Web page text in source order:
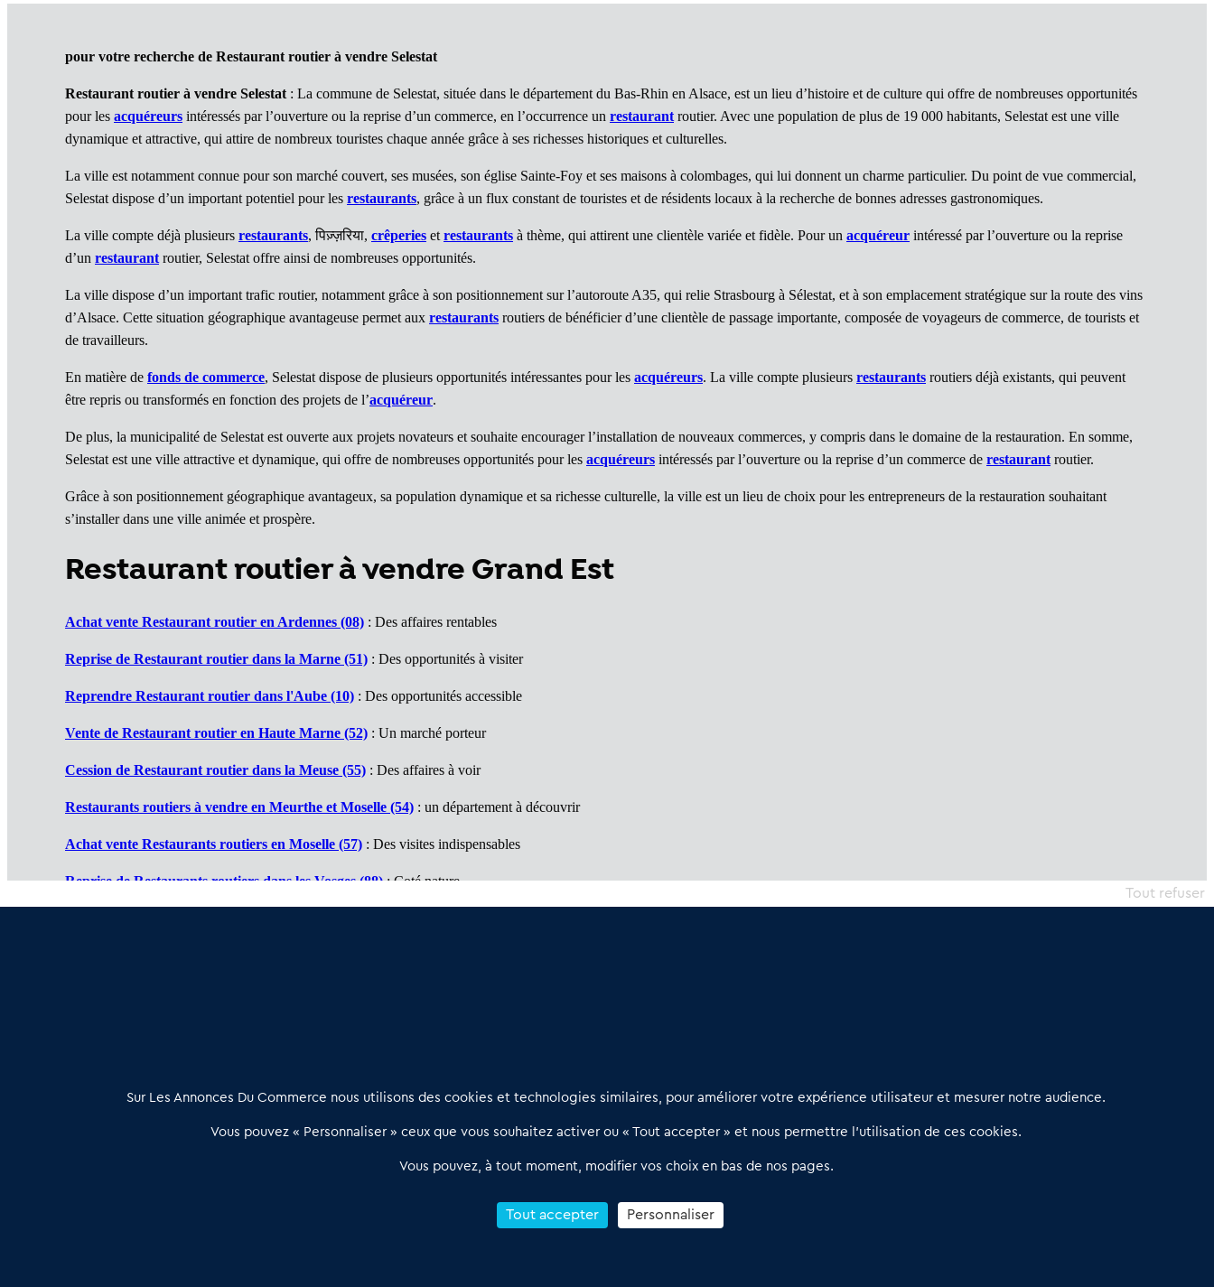
pour votre recherche de Restaurant routier à vendre Selestat
Restaurant routier à vendre Selestat : La commune de Selestat, située dans le département du Bas-Rhin en Alsace, est un lieu d’histoire et de culture qui offre de nombreuses opportunités
pour les acquéreurs intéressés par l’ouverture ou la reprise d’un commerce, en l’occurrence un restaurant routier. Avec une population de plus de 19 000 habitants, Selestat est une ville
dynamique et attractive, qui attire de nombreux touristes chaque année grâce à ses richesses historiques et culturelles.
La ville est notamment connue pour son marché couvert, ses musées, son église Sainte-Foy et ses maisons à colombages, qui lui donnent un charme particulier. Du point de vue commercial,
Selestat dispose d’un important potentiel pour les restaurants, grâce à un flux constant de touristes et de résidents locaux à la recherche de bonnes adresses gastronomiques.
La ville compte déjà plusieurs restaurants, पिज़्ज़रिया, crêperies et restaurants à thème, qui attirent une clientèle variée et fidèle. Pour un acquéreur intéressé par l’ouverture ou la reprise
d’un restaurant routier, Selestat offre ainsi de nombreuses opportunités.
La ville dispose d’un important trafic routier, notamment grâce à son positionnement sur l’autoroute A35, qui relie Strasbourg à Sélestat, et à son emplacement stratégique sur la route des vins
d’Alsace. Cette situation géographique avantageuse permet aux restaurants routiers de bénéficier d’une clientèle de passage importante, composée de voyageurs de commerce, de tourists et
de travailleurs.
En matière de fonds de commerce, Selestat dispose de plusieurs opportunités intéressantes pour les acquéreurs. La ville compte plusieurs restaurants routiers déjà existants, qui peuvent
être repris ou transformés en fonction des projets de l’acquéreur.
De plus, la municipalité de Selestat est ouverte aux projets novateurs et souhaite encourager l’installation de nouveaux commerces, y compris dans le domaine de la restauration. En somme,
Selestat est une ville attractive et dynamique, qui offre de nombreuses opportunités pour les acquéreurs intéressés par l’ouverture ou la reprise d’un commerce de restaurant routier.
Grâce à son positionnement géographique avantageux, sa population dynamique et sa richesse culturelle, la ville est un lieu de choix pour les entrepreneurs de la restauration souhaitant
s’installer dans une ville animée et prospère.
Restaurant routier à vendre Grand Est
Achat vente Restaurant routier en Ardennes (08) : Des affaires rentables
Reprise de Restaurant routier dans la Marne (51) : Des opportunités à visiter
Reprendre Restaurant routier dans l'Aube (10) : Des opportunités accessible
Vente de Restaurant routier en Haute Marne (52) : Un marché porteur
Cession de Restaurant routier dans la Meuse (55) : Des affaires à voir
Restaurants routiers à vendre en Meurthe et Moselle (54) : un département à découvrir
Achat vente Restaurants routiers en Moselle (57) : Des visites indispensables
Reprise de Restaurants routiers dans les Vosges (88): Coté nature
relation qualifiée conçu pour les acteurs de l’immobilier commercial
02 54 56 03 17
Contactez-nous
Notre solution
Offres Pro
Qui sommes nous ?
Petitscommerces : Un partenariat au service du commerce de
Sur Les Annonces Du Commerce nous utilisons des cookies et technologies similaires, pour améliorer votre expérience utilisateur et mesurer notre audience.
Vous pouvez « Personnaliser » ceux que vous souhaitez activer ou « Tout accepter » et nous permettre l’utilisation de ces cookies.
Vous pouvez, à tout moment, modifier vos choix en bas de nos pages.
Tout accepter
Tout refuser
Personnaliser